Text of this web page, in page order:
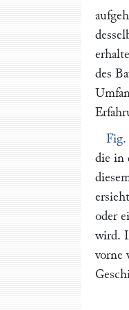
des
Fig.
die in
oder
wird.
vorne